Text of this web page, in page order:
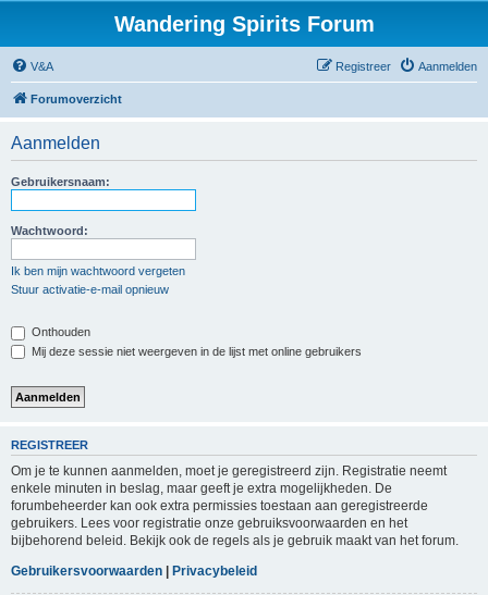
Wandering Spirits Forum
V&A Aanmelden
Registreer
Forumoverzicht
Aanmelden
Gebruikersnaam:
Wachtwoord:
Ik ben mijn wachtwoord vergeten
Stuur activatie-e-mail opnieuw
Onthouden
Mij deze sessie niet weergeven in de lijst met online gebruikers
REGISTREER
Om je te kunnen aanmelden, moet je geregistreerd zijn. Registratie neemt
enkele minuten in beslag, maar geeft je extra mogelijkheden. De
forumbeheerder kan ook extra permissies toestaan aan geregistreerde
gebruikers. Lees voor registratie onze gebruiksvoorwaarden en het
bijbehorend beleid. Bekijk ook de regels als je gebruik maakt van het forum.
Gebruikersvoorwaarden | Privacybeleid